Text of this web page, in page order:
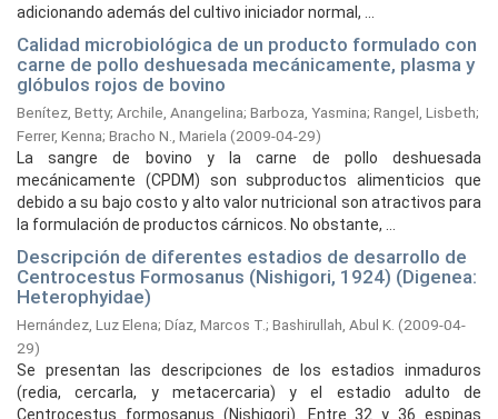
adicionando además del cultivo iniciador normal, ...
Calidad microbiológica de un producto formulado con
carne de pollo deshuesada mecánicamente, plasma y
glóbulos rojos de bovino
Benítez, Betty; Archile, Anangelina; Barboza, Yasmina; Rangel, Lisbeth;
Ferrer, Kenna; Bracho N., Mariela (2009-04-29)
La sangre de bovino y la carne de pollo deshuesada
mecánicamente (CPDM) son subproductos alimenticios que
debido a su bajo costo y alto valor nutricional son atractivos para
la formulación de productos cárnicos. No obstante, ...
Descripción de diferentes estadios de desarrollo de
Centrocestus Formosanus (Nishigori, 1924) (Digenea:
Heterophyidae)
Hernández, Luz Elena; Díaz, Marcos T.; Bashirullah, Abul K. (2009-04-
29)
Se presentan las descripciones de los estadios inmaduros
(redia, cercarla, y metacercaria) y el estadio adulto de
Centrocestus formosanus (Nishigori). Entre 32 y 36 espinas